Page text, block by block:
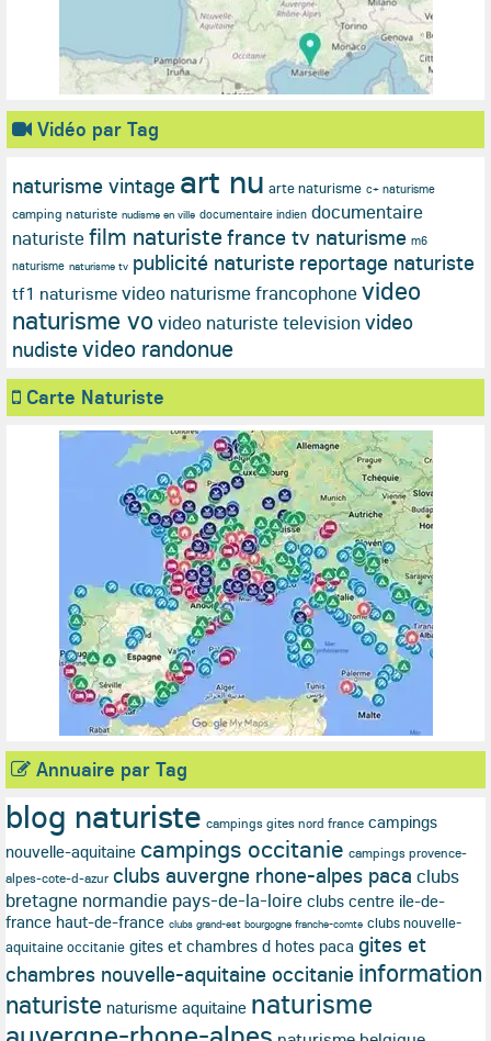
Vidéo par Tag
naturisme vintage art nu arte naturisme c+ naturisme
camping naturiste nudisme en ville documentaire indien documentaire
naturistefilm naturistefrance tv naturisme m6
naturisme naturisme tv publicité naturiste reportage naturiste
tf1 naturisme video naturisme francophonevideo
naturisme vo video naturiste televisionvideo
nudistevideo randonue
Carte Naturiste
Annuaire par Tag
blog naturiste campings gites nord france campings
nouvelle-aquitaine campings occitanie campings provence-
alpes-cote-d-azur clubs auvergne rhone-alpes paca clubs
bretagne normandie pays-de-la-loire clubs centre ile-de-
france haut-de-france clubs grand-est bourgogne franche-comte clubs nouvelle-
aquitaine occitanie gites et chambres d hotes paca gites et
chambres nouvelle-aquitaine occitanie information
naturiste naturisme aquitaine naturisme